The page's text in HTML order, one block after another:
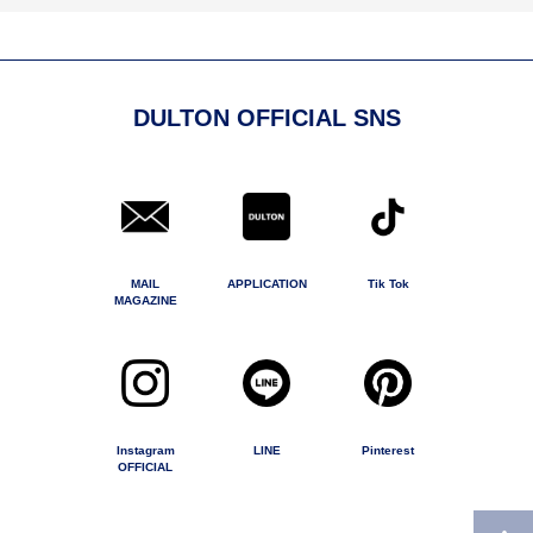
DULTON OFFICIAL SNS
MAIL
MAGAZINE
APPLICATION Tik Tok
Instagram
OFFICIAL
LINE Pinterest